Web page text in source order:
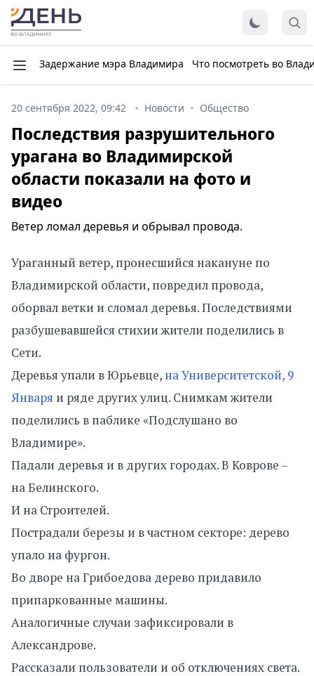
Задержание мэра Владимира Что посмотреть во
20 сентября 2022, 09:42 Новости Общество
Последствия разрушительного
урагана во Владимирской
области показали на фото и
видео
Ветер ломал деревья и обрывал провода.
Ураганный ветер, пронесшийся накануне по
Владимирской области, повредил провода,
оборвал ветки и сломал деревья. Последствиями
разбушевавшейся стихии жители поделились в
Сети.
Деревья упали в Юрьевце, на Университетской, 9
Января и ряде других улиц. Снимкам жители
поделились в паблике «Подслушано во
Владимире».
Падали деревья и в других городах. В Коврове –
на Белинского.
И на Строителей.
Пострадали березы и в частном секторе: дерево
упало на фургон.
Во дворе на Грибоедова дерево придавило
припаркованные машины.
Аналогичные случаи зафиксировали в
Александрове.
Рассказали пользователи и об отключениях света.